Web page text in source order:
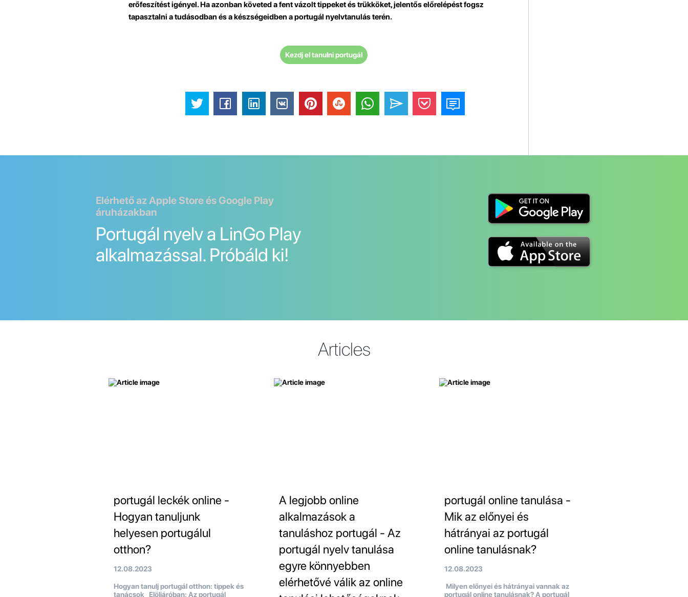
erőfeszítést igényel. Ha azonban követed a fent vázolt tippeket és trükköket, jelentős előrelépést fogsz
tapasztalni a tudásodban és a készségeidben a portugál nyelvtanulás terén.
Kezdj el tanulni portugál
Elérhető az Apple Store és Google Play
áruházakban
Portugál nyelv a LinGo Play
alkalmazással. Próbáld ki!
Articles
portugál leckék online -
Hogyan tanuljunk
helyesen portugálul
otthon?
12.08.2023
Hogyan tanulj portugál otthon: tippek és
tanácsok Elöljáróban: Az portugál
A legjobb online
alkalmazások a
tanuláshoz portugál - Az
portugál nyelv tanulása
egyre könnyebben
elérhetővé válik az online
portugál online tanulása -
Mik az előnyei és
hátrányai az portugál
online tanulásnak?
12.08.2023
Milyen előnyei és hátrányai vannak az
portugál online tanulásnak? A portugál